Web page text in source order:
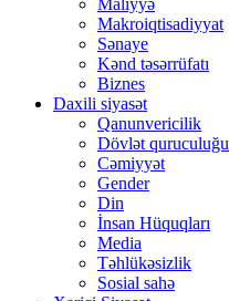
Maliyyə
Makroiqtisadiyyat
Sənaye
Kənd təsərrüfatı
Biznes
Daxili siyasət
Qanunvericilik
Dövlət quruculuğu
Cəmiyyət
Gender
Din
İnsan Hüquqları
Media
Təhlükəsizlik
Sosial sahə